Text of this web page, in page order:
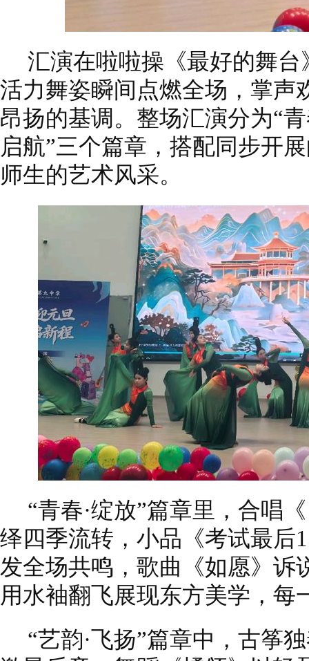
汇演在啦啦操《最好的舞
活力舞姿瞬间点燃全场，掌声
昂扬的基调。整场汇演分为“青
启航”三个篇章，搭配同步开
师生的艺术风采。
“青春·绽放”篇章里，合唱
绎四季流转，小品《考试最后
发全场共鸣，歌曲《如愿》诉
用水袖翻飞展现东方美学，每
“艺韵·飞扬”篇章中，古筝